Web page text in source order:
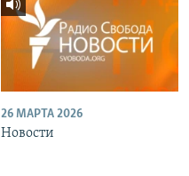
26 МАРТА 2026
Новости